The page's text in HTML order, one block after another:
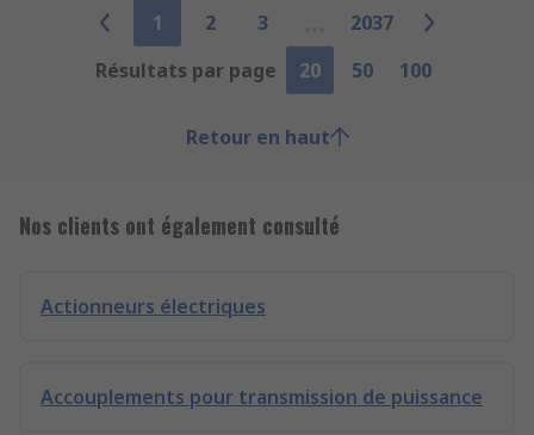
1 2 3
2037
Résultats par page
20 50 100
Retour en haut
Nos clients ont également consulté
Actionneurs électriques
Accouplements pour transmission de puissance